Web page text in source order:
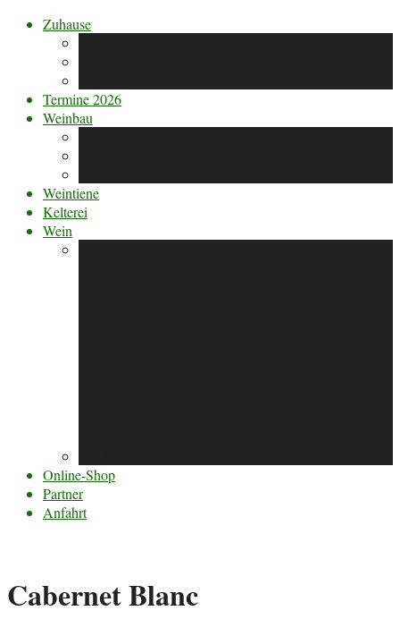
Zuhause
Termine 2026
Weinbau
Weintiene
Kelterei
Wein
Online-Shop
Partner
Anfahrt
Cabernet Blanc